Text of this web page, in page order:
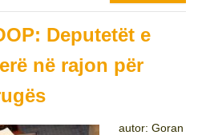
Deputetët e
në rajon për
autor: Goran